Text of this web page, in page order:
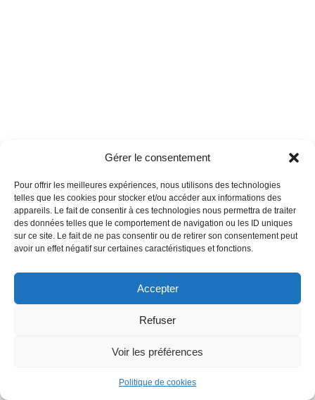
Gérer le consentement
Pour offrir les meilleures expériences, nous utilisons des technologies
telles que les cookies pour stocker et/ou accéder aux informations des
appareils. Le fait de consentir à ces technologies nous permettra de traiter
des données telles que le comportement de navigation ou les ID uniques
sur ce site. Le fait de ne pas consentir ou de retirer son consentement peut
avoir un effet négatif sur certaines caractéristiques et fonctions.
Accepter
Refuser
Voir les préférences
Politique de cookies